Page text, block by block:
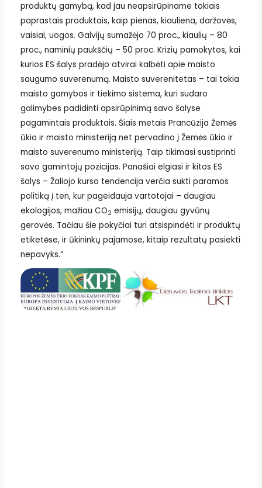
produktų gamybą, kad jau neapsirūpiname tokiais
paprastais produktais, kaip pienas, kiauliena, daržovės,
vaisiai, uogos. Galvijų sumažėjo 70 proc., kiaulių – 80
proc., naminių paukščių – 50 proc. Krizių pamokytos, kai
kurios ES šalys pradėjo atvirai kalbėti apie maisto
saugumo suverenumą. Maisto suverenitetas – tai tokia
maisto gamybos ir tiekimo sistema, kuri sudaro
galimybes padidinti apsirūpinimą savo šalyse
pagamintais produktais. Šiais metais Prancūzija Žemės
ūkio ir maisto ministeriją net pervadino į Žemės ūkio ir
maisto suverenumo ministeriją. Taip tikimasi sustiprinti
savo gamintojų pozicijas. Panašiai elgiasi ir kitos ES
šalys – Žaliojo kurso tendencija verčia sukti paramos
politiką į ten, kur pageidauja vartotojai – daugiau
ekologijos, mažiau CO2 emisijų, daugiau gyvūnų
gerovės. Tačiau šie pokyčiai turi atsispindėti ir produktų
etiketėse, ir ūkininkų pajamose, kitaip rezultatų pasiekti
nepavyks.“